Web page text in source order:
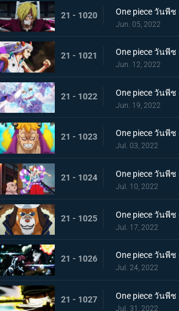
21 - 1020
Jun. 05, 2022
21 - 1021
Jun. 12, 2022
21 - 1022
Jun. 19, 2022
21 - 1023
Jul. 03, 2022
21 - 1024
Jul. 10, 2022
21 - 1025
Jul. 17, 2022
21 - 1026
Jul. 24, 2022
21 - 1027
Jul. 31, 2022